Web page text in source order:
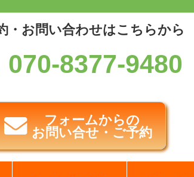
・お問い合わせはこちらから
070-8377-9480
フォームからの
お問い合せ・ご予約